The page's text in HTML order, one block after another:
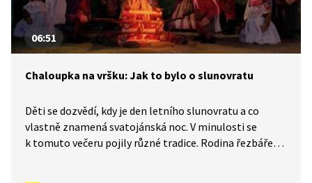
06:51
Chaloupka na vršku: Jak to bylo o slunovratu
Děti se dozvědí, kdy je den letního slunovratu a co
vlastně znamená svatojánská noc. V minulosti se
k tomuto večeru pojily různé tradice. Rodina řezbáře